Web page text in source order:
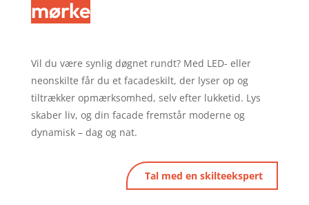
mørke
Vil du være synlig døgnet rundt? Med LED- eller
neonskilte får du et facadeskilt, der lyser op og
tiltrækker opmærksomhed, selv efter lukketid. Lys
skaber liv, og din facade fremstår moderne og
dynamisk – dag og nat.
Tal med en skilteekspert